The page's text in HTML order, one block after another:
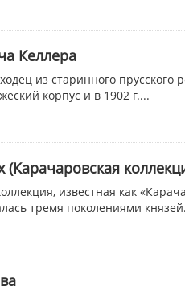
Келлера
из старинного прусского
корпус и в 1902 г....
известная как
тремя поколениями